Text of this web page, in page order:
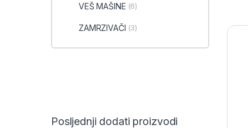
VEŠ MAŠINE (6)
ZAMRZIVAČI (3)
Posljednji dodati proizvodi